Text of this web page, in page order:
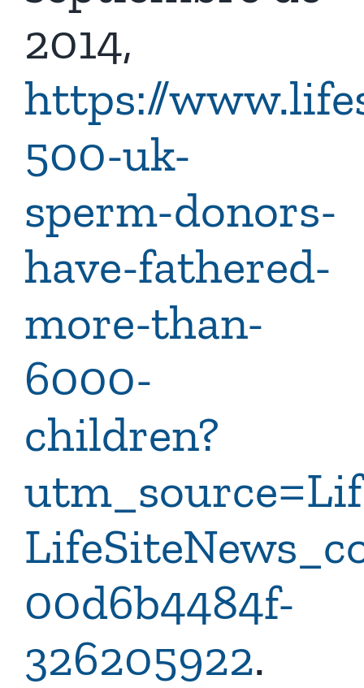
2014,
https://
500-uk-
sperm-donors-
have-fathered-
more-than-
6000-
children?
00d6b4484f-
326205922.